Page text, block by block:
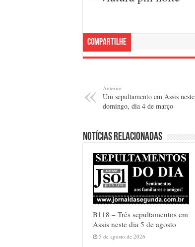
Compartilhe
Anterior
Um sepultamento em Assis neste
domingo, dia 4 de março
Notícias relacionadas
B118 – Três sepultamentos em
Assis neste dia 5 de agosto
5 de agosto de 2026